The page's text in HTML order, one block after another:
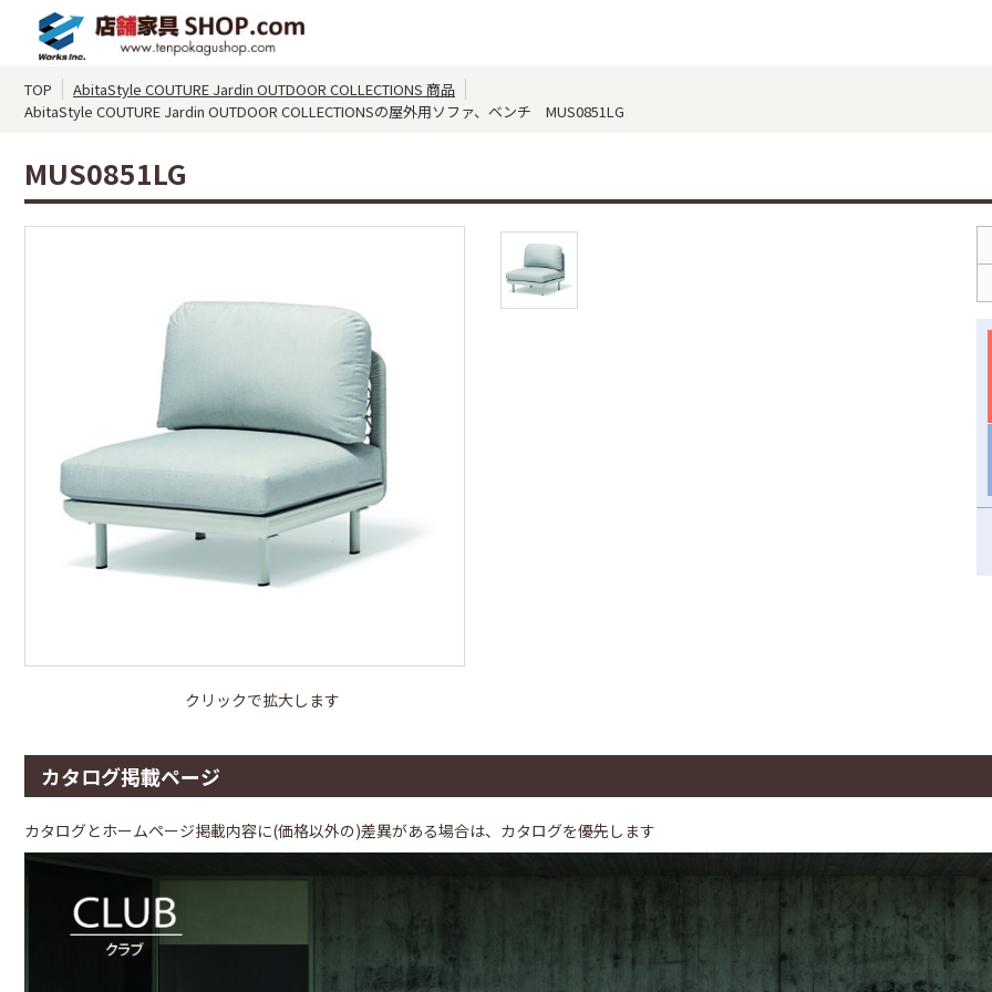
TOP
AbitaStyle COUTURE Jardin OUTDOOR COLLECTIONS 商品
AbitaStyle COUTURE Jardin OUTDOOR COLLECTIONSの屋外用ソファ、ベンチ MUS0851LG
MUS0851LG
クリックで拡大します
カタログ掲載ページ
カタログとホームページ掲載内容に(価格以外の)差異がある場合は、カタログを優先します